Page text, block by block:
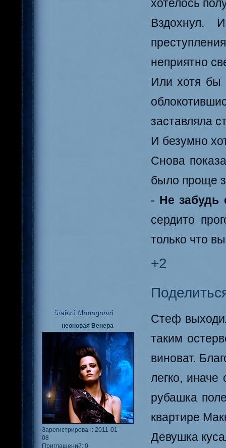
хотелось
Вздохнул.
неприятно
Или хотя бы
заставляла
И безумно
Снова
было проще
- Не забудь
сердито
только что
+2
Stefani Monogotari
неоновая Венера
Зарегистрирован: 2011-01-
08
Приглашений: 0
Стеф
таким
виноват.
легко,
рубашка
квартире
Девушка